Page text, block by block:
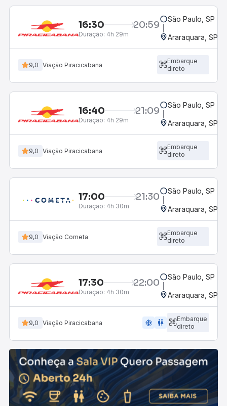
16:30 20:59
Duração: 4h 29m
São Paulo, SP -
Araraquara, SP -
9,0 Viação Piracicabana
Embarque
direto
16:40 21:09
Duração: 4h 29m
São Paulo, SP -
Araraquara, SP -
9,0 Viação Piracicabana
Embarque
direto
17:00 21:30
Duração: 4h 30m
São Paulo, SP -
Araraquara, SP -
9,0 Viação Cometa
Embarque
direto
17:30 22:00
Duração: 4h 30m
São Paulo, SP -
Araraquara, SP -
9,0 Viação Piracicabana ac_unit wc
Embarque
direto